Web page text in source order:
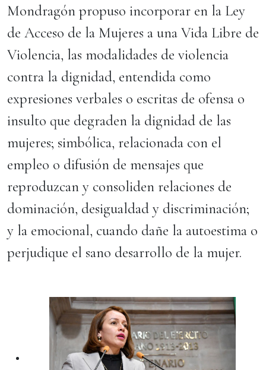
Mondragón propuso incorporar en la Ley
de Acceso de la Mujeres a una Vida Libre de
Violencia, las modalidades de violencia
contra la dignidad, entendida como
expresiones verbales o escritas de ofensa o
insulto que degraden la dignidad de las
mujeres; simbólica, relacionada con el
empleo o difusión de mensajes que
reproduzcan y consoliden relaciones de
dominación, desigualdad y discriminación;
y la emocional, cuando dañe la autoestima o
perjudique el sano desarrollo de la mujer.